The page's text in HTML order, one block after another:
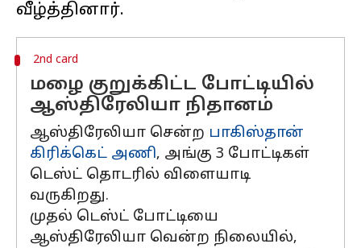
2nd card
மழை குறுக்கிட்ட போட்டியில்
ஆஸ்திரேலியா நிதானம்
ஆஸ்திரேலியா சென்ற பாகிஸ்தான்
கிரிக்கெட் அணி, அங்கு 3 போட்டிகள்
டெஸ்ட் தொடரில் விளையாடி
வருகிறது.
முதல் டெஸ்ட் போட்டியை
ஆஸ்திரேலியா வென்ற நிலையில்,